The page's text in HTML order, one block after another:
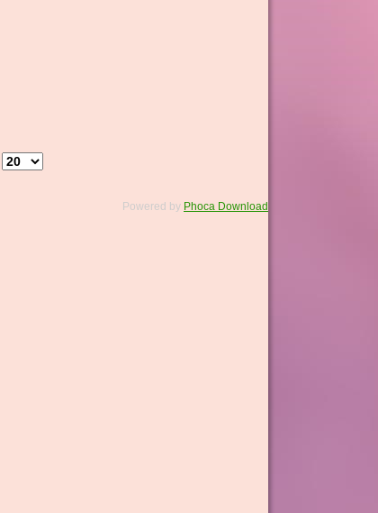
Powered by Phoca Download